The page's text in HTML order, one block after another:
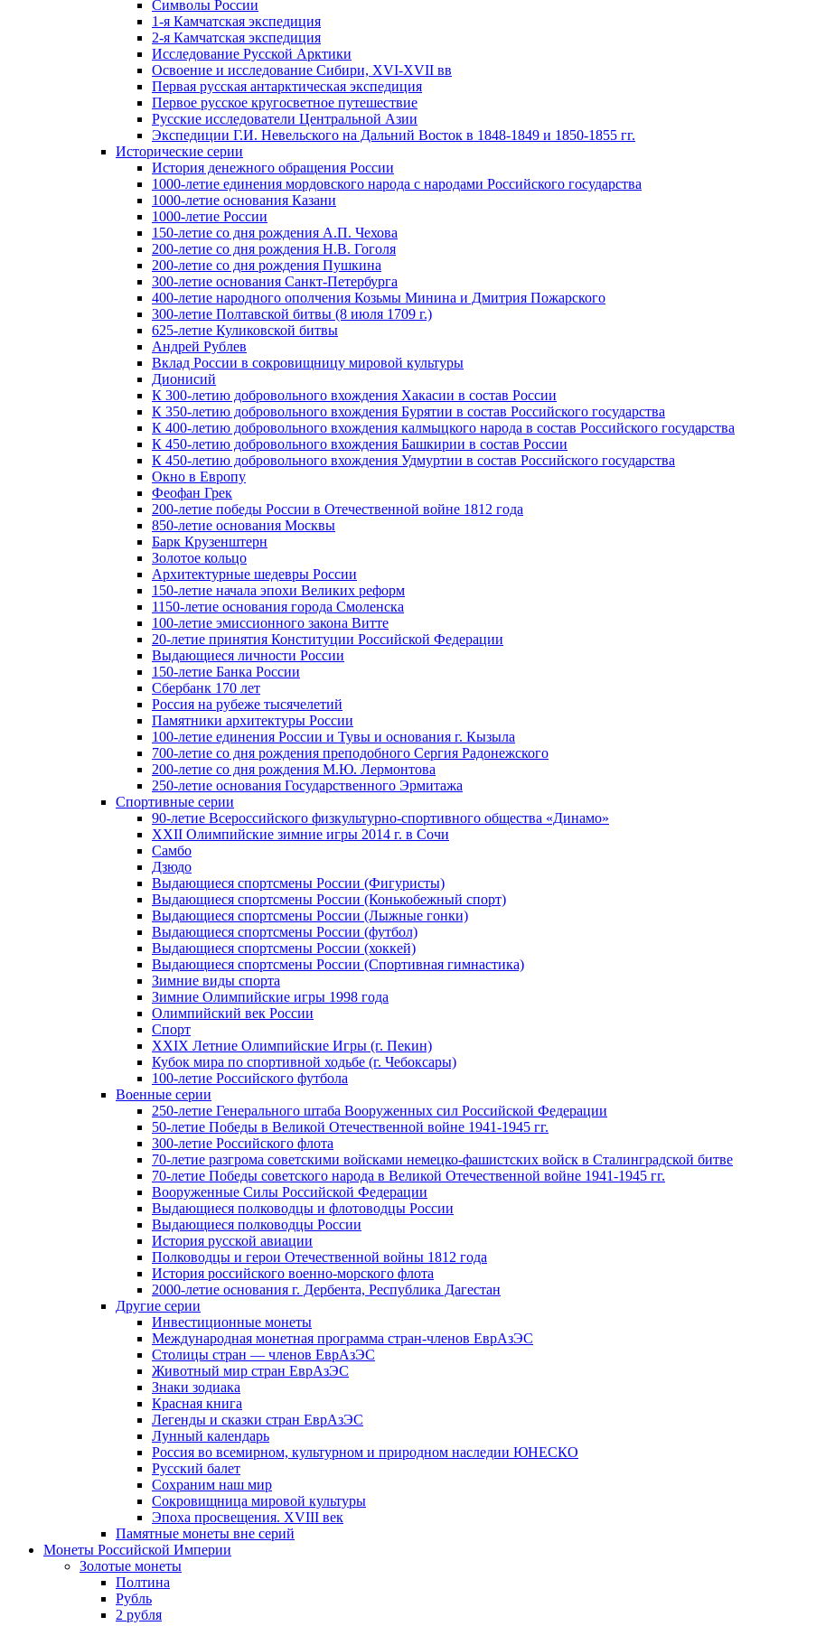
Символы России
1-я Камчатская экспедиция
2-я Камчатская экспедиция
Исследование Русской Арктики
Освоение и исследование Сибири, XVI-XVII вв
Первая русская антарктическая экспедиция
Первое русское кругосветное путешествие
Русские исследователи Центральной Азии
Экспедиции Г.И. Невельского на Дальний Восток в 1848-1849 и 1850-1855 гг.
Исторические серии
История денежного обращения России
1000-летие единения мордовского народа с народами Российского государства
1000-летие основания Казани
1000-летие России
150-летие со дня рождения А.П. Чехова
200-летие со дня рождения Н.В. Гоголя
200-летие со дня рождения Пушкина
300-летие основания Санкт-Петербурга
400-летие народного ополчения Козьмы Минина и Дмитрия Пожарского
300-летие Полтавской битвы (8 июля 1709 г.)
625-летие Куликовской битвы
Андрей Рублев
Вклад России в сокровищницу мировой культуры
Дионисий
К 300-летию добровольного вхождения Хакасии в состав России
К 350-летию добровольного вхождения Бурятии в состав Российского государства
К 400-летию добровольного вхождения калмыцкого народа в состав Российского государства
К 450-летию добровольного вхождения Башкирии в состав России
К 450-летию добровольного вхождения Удмуртии в состав Российского государства
Окно в Европу
Феофан Грек
200-летие победы России в Отечественной войне 1812 года
850-летие основания Москвы
Барк Крузенштерн
Золотое кольцо
Архитектурные шедевры России
150-летие начала эпохи Великих реформ
1150-летие основания города Смоленска
100-летие эмиссионного закона Витте
20-летие принятия Конституции Российской Федерации
Выдающиеся личности России
150-летие Банка России
Сбербанк 170 лет
Россия на рубеже тысячелетий
Памятники архитектуры России
100-летие единения России и Тувы и основания г. Кызыла
700-летие со дня рождения преподобного Сергия Радонежского
200-летие со дня рождения М.Ю. Лермонтова
250-летие основания Государственного Эрмитажа
Спортивные серии
90-летие Всероссийского физкультурно-спортивного общества «Динамо»
XXII Олимпийские зимние игры 2014 г. в Сочи
Самбо
Дзюдо
Выдающиеся спортсмены России (Фигуристы)
Выдающиеся спортсмены России (Конькобежный спорт)
Выдающиеся спортсмены России (Лыжные гонки)
Выдающиеся спортсмены России (футбол)
Выдающиеся спортсмены России (хоккей)
Выдающиеся спортсмены России (Спортивная гимнастика)
Зимние виды спорта
Зимние Олимпийские игры 1998 года
Олимпийский век России
Спорт
XXIX Летние Олимпийские Игры (г. Пекин)
Кубок мира по спортивной ходьбе (г. Чебоксары)
100-летие Российского футбола
Военные серии
250-летие Генерального штаба Вооруженных сил Российской Федерации
50-летие Победы в Великой Отечественной войне 1941-1945 гг.
300-летие Российского флота
70-летие разгрома советскими войсками немецко-фашистских войск в Сталинградской битве
70-летие Победы советского народа в Великой Отечественной войне 1941-1945 гг.
Вооруженные Силы Российской Федерации
Выдающиеся полководцы и флотоводцы России
Выдающиеся полководцы России
История русской авиации
Полководцы и герои Отечественной войны 1812 года
История российского военно-морского флота
2000-летие основания г. Дербента, Республика Дагестан
Другие серии
Инвестиционные монеты
Международная монетная программа стран-членов ЕврАзЭС
Столицы стран — членов ЕврАзЭС
Животный мир стран ЕврАзЭС
Знаки зодиака
Красная книга
Легенды и сказки стран ЕврАзЭС
Лунный календарь
Россия во всемирном, культурном и природном наследии ЮНЕСКО
Русский балет
Сохраним наш мир
Сокровищница мировой культуры
Эпоха просвещения. XVIII век
Памятные монеты вне серий
Монеты Российской Империи
Золотые монеты
Полтина
Рубль
2 рубля